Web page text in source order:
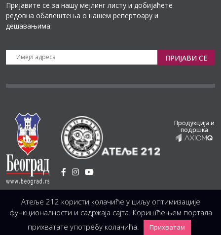
Пријавите се за нашу мејлинг листу и добијаћете
редовна обавештења о нашем репертоару и
дешавањима:
ПРИЈАВИ СЕ
Установа Културе / Светогорска 21, 11103 Београд, Србија
Централа (управа, организација, администрација, рачуноводство, техника)
+381 11 3246 146;
+381 11 3246 147 |office@atelje212.rs
Продукција и
подршка
Атеље 212 користи колачиће у циљу оптимизације
функционалности и садржаја сајта. Коришћењем портала
прихватате употребу колачића.
Прихватам